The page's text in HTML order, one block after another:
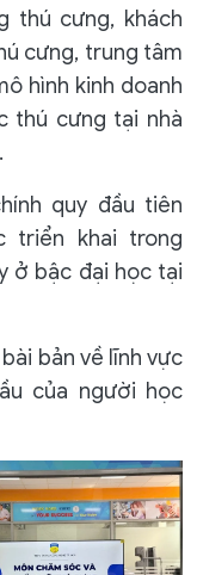
thú cưng, khách
cưng, trung tâm
hình kinh doanh
thú cưng tại nhà
quy đầu tiên
triển khai trong
ở bậc đại học tại
bản về lĩnh vực
của người học